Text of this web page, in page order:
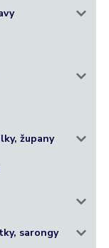
župany
sarongy